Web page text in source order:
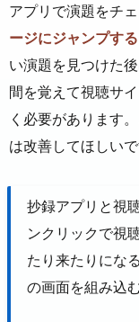
アプリで演題をチェ
ージにジャンプす
い演題を見つけた
間を覚えて視聴サ
く必要があります
は改善してほしいで
抄録アプリと視
ンクリックで視
たり来たりにな
の画面を組み込